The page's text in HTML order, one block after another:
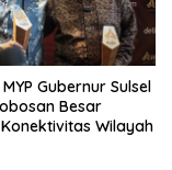
Gubernur Sulsel
Besar
Wilayah